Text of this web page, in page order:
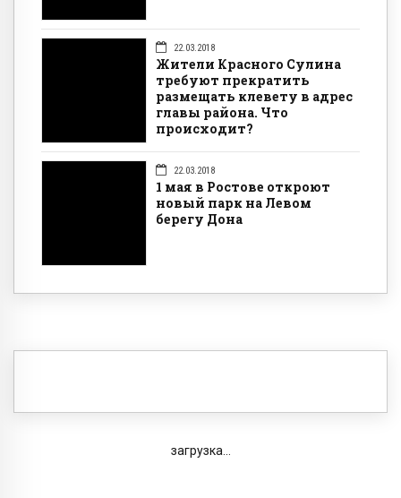
22.03.2018
Жители Красного Сулина
требуют прекратить
размещать клевету в адрес
главы района. Что
происходит?
22.03.2018
1 мая в Ростове откроют
новый парк на Левом
берегу Дона
загрузка...